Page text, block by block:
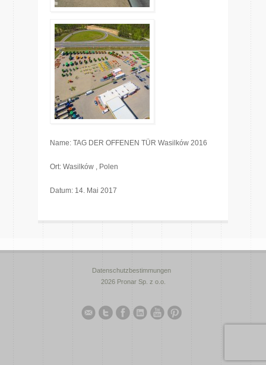
Name: TAG DER OFFENEN TÜR Wasilków 2016
Ort: Wasilków , Polen
Datum: 14. Mai 2017
Datenschutzbestimmungen
2026 Pronar Sp. z o.o.